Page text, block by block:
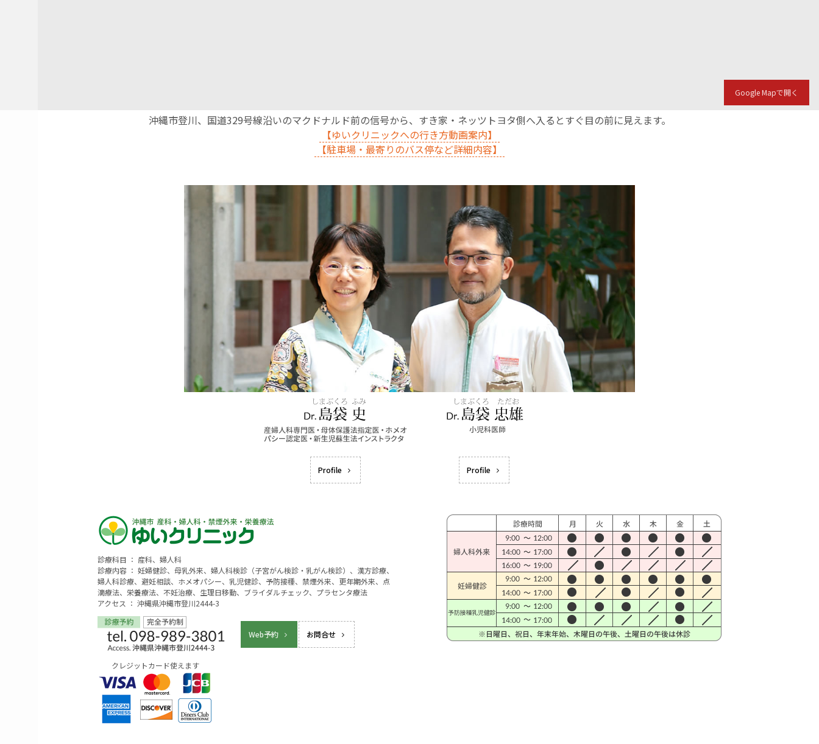
Google Mapで開く
沖縄市登川、国道329号線沿いのマクドナルド前の信号から、すき家・ネッツトヨタ側へ入るとすぐ目の前に見えます。
【ゆいクリニックへの行き方動画案内】
【駐車場・最寄りのバス停など詳細内容】
Profile Profile
診療科目 ： 産科、婦人科
診療内容 ： 妊婦健診、母乳外来、婦人科検診（子宮がん検診・乳がん検診）、漢方診療、
婦人科診療、避妊相談、ホメオパシー、乳児健診、予防接種、禁煙外来、更年期外来、点
滴療法、栄養療法、不妊治療、生理日移動、ブライダルチェック、プラセンタ療法
アクセス ： 沖縄県沖縄市登川2444-3
Web予約 お問合せ
クレジットカード使えます